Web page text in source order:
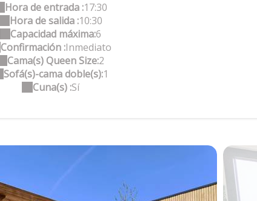
Hora de entrada :17:30
Hora de salida :10:30
Capacidad máxima:6
Confirmación :Inmediato
Cama(s) Queen Size:2
Sofá(s)-cama doble(s):1
Cuna(s) :Sí